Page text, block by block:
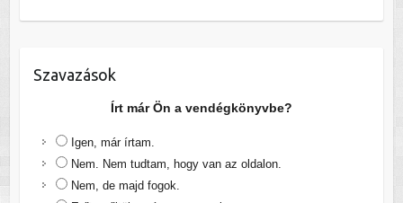
Szavazások
Írt már Ön a vendégkönyvbe?
Igen, már írtam.
Nem. Nem tudtam, hogy van az oldalon.
Nem, de majd fogok.